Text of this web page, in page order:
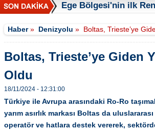
Ege Bölgesi'nin ilk
Haber» Denizyolu » Boltas, Trieste’ye
Boltas, Trieste’ye Giden
Oldu
18/11/2024 - 12:31:00
Türkiye ile Avrupa arasındaki Ro-Ro
yarım asırlık markası Boltas da
operatör ve hatlara destek vererek,